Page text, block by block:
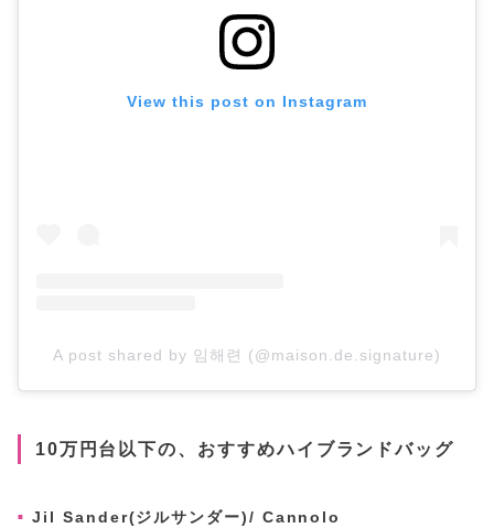
View this post on Instagram
A post shared by 임해련 (@maison.de.signature)
10万円台以下の、おすすめハイブランドバッグ
Jil Sander(ジルサンダー)/ Cannolo